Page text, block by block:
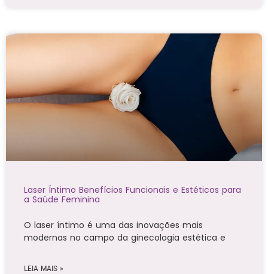
Laser Íntimo Benefícios Funcionais e Estéticos para
a Saúde Feminina
O laser íntimo é uma das inovações mais
modernas no campo da ginecologia estética e
LEIA MAIS »